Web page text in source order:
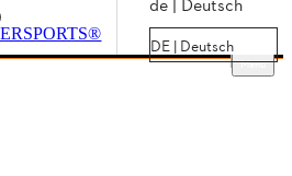
de | Deutsch
DE | Deutsch
Menu